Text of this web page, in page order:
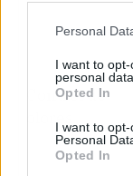
Personal
I want to
personal data.
Opted In
I want to
Personal
Opted In
Control de
olores